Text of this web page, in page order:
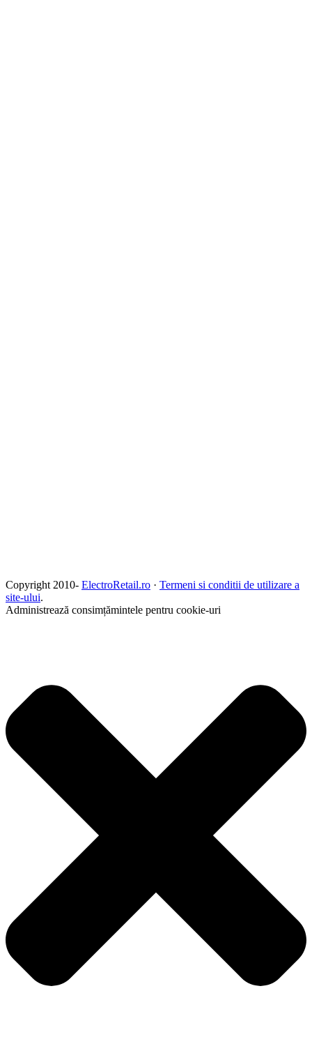
Copyright 2010- ElectroRetail.ro · Termeni si conditii de utilizare a
site-ului.
Administrează consimțămintele pentru cookie-uri